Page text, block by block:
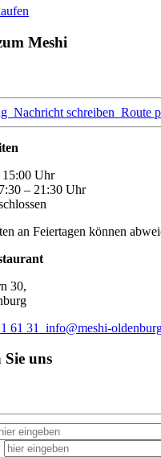
Meshi
Nachricht schreiben Route
Uhr
– 21:30 Uhr
an Feiertagen können
30,
61 31
info@meshi-
Sie uns